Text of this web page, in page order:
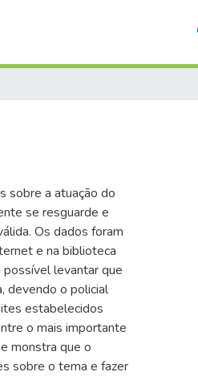
sobre a atuação do
se resguarde e
Os dados foram
e na biblioteca
levantar que
devendo o policial
estabelecidos
o mais importante
monstra que o
sobre o tema e fazer